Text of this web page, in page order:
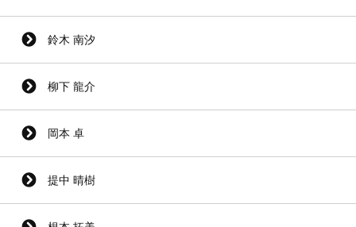
鈴木 南汐
柳下 龍介
岡本 卓
提中 晴樹